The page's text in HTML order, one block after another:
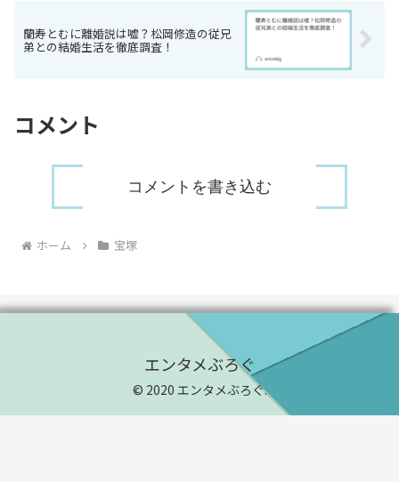
蘭寿とむに離婚説は嘘？松岡修造の従兄
弟との結婚生活を徹底調査！
コメント
コメントを書き込む
ホーム 宝塚
エンタメぶろぐ
© 2020 エンタメぶろぐ.